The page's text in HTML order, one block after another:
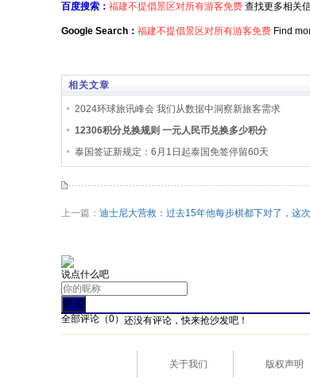
百度搜索： 福建不提倡景区对所有游客免费 查找更多相关
Google Search： 福建不提倡景区对所有游客免费 Find
相关文章
2024环球旅讯峰会 我们从数据中洞察新旅客需求
12306积分兑换规则 一元人民币兑换多少积分
泰国签证新规定：6月1日起泰国免签停留60天
上一篇： 迪士尼大营救：过去15年他每步棋都下对了，这
说点什么吧
全部评论（0） 还没有评论，快来抢沙发吧！
关于我们 版权声明